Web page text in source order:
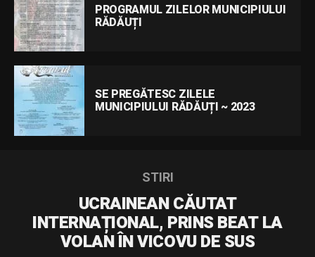
PROGRAMUL ZILELOR MUNICIPIULUI
RĂDĂUȚI
SE PREGĂTESC ZILELE
MUNICIPIULUI RĂDĂUȚI ~ 2023
STIRI
UCRAINEAN CĂUTAT
INTERNAȚIONAL, PRINS BEAT LA
VOLAN ÎN VICOVU DE SUS